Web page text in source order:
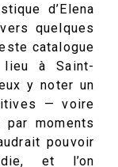
d’Elena
quelques
catalogue
lieu à Saint-
y noter un
— voire
moments
pouvoir
et l’on